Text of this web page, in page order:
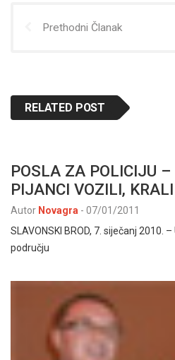
Prethodni Članak
RELATED POST
POSLA ZA POLICIJU
PIJANCI VOZILI,
Autor Novagra - 07/01/2011
SLAVONSKI BROD, 7. siječanj 2010.
području